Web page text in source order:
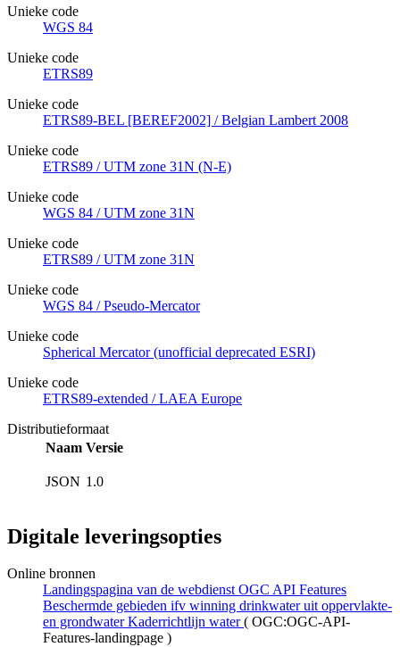
Unieke code
WGS 84
Unieke code
ETRS89
Unieke code
ETRS89-BEL [BEREF2002] / Belgian Lambert 2008
Unieke code
ETRS89 / UTM zone 31N (N-E)
Unieke code
WGS 84 / UTM zone 31N
Unieke code
ETRS89 / UTM zone 31N
Unieke code
WGS 84 / Pseudo-Mercator
Unieke code
Spherical Mercator (unofficial deprecated ESRI)
Unieke code
ETRS89-extended / LAEA Europe
Distributieformaat
Naam Versie
JSON 1.0
Digitale leveringsopties
Online bronnen
Landingspagina van de webdienst OGC API Features
Beschermde gebieden ifv winning drinkwater uit oppervlakte-
en grondwater Kaderrichtlijn water( OGC:OGC-API-
Features-landingpage )